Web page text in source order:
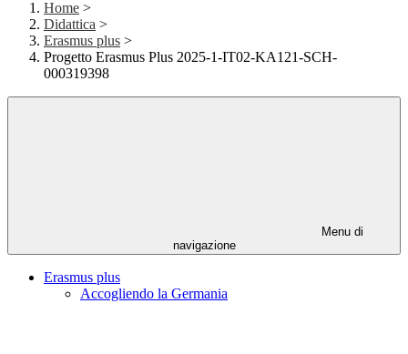
Home >
Didattica >
Erasmus plus >
Progetto Erasmus Plus 2025-1-IT02-KA121-SCH-
000319398
Menu di
navigazione
Erasmus plus
Accogliendo la Germania